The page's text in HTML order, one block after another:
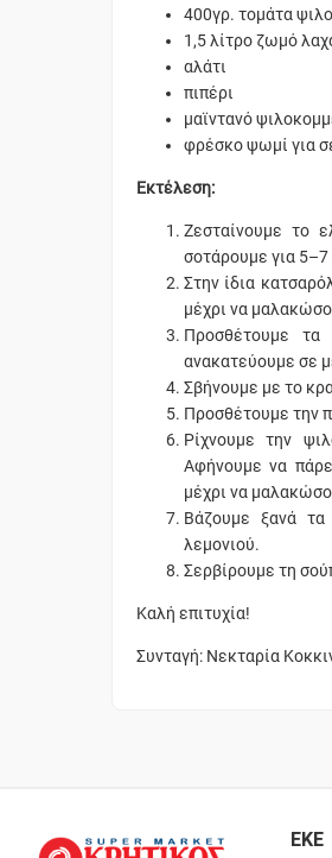
400γρ. τομάτα
1,5 λίτρο ζωμό
αλάτι
πιπέρι
μαϊντανό
φρέσκο ψωμί για
Εκτέλεση:
Ζεσταίνουμε το
σοτάρουμε για
Στην ίδια
μέχρι να
Προσθέτουμε τα
ανακατεύουμε σε
Σβήνουμε με το
Προσθέτουμε την
Ρίχνουμε την
Αφήνουμε να
μέχρι να
Βάζουμε ξανά τα
λεμονιού.
Σερβίρουμε τη
Καλή επιτυχία!
Συνταγή: Νεκταρία
ΕΚΕ